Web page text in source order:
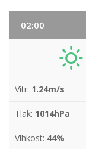
02:00
Vítr: 1.24m/s
Tlak: 1014hPa
Vlhkost: 44%